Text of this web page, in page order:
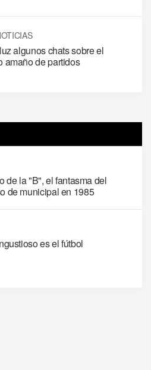
algunos chats sobre el
amaño de partidos
de la "B", el fantasma del
de municipal en 1985
es el fútbol